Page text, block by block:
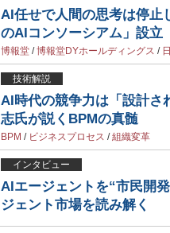
AI任せで人間の思考は停止
のAIコンソーシアム」設立
博報堂 /博報堂DYホールディングス /
技術解説
AI時代の競争力は「設計さ
志氏が説くBPMの真髄
BPM / ビジネスプロセス /組織変革
インタビュー
AIエージェントを“市民開
ジェント市場を読み解く